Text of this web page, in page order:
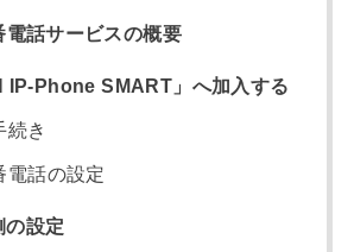
電話サービスの概要
IP-Phone SMART」へ加入する
続き
電話の設定
設定